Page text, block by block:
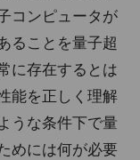
コンピュータが
ることを量子超
に存在するとは
能を正しく理解
うな条件下で量
めには何が必要